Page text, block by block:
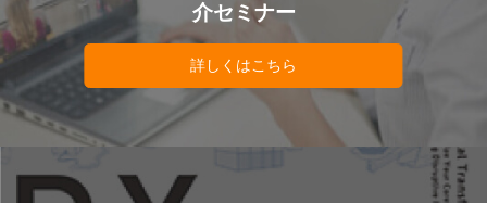
介セミナー
詳しくはこちら